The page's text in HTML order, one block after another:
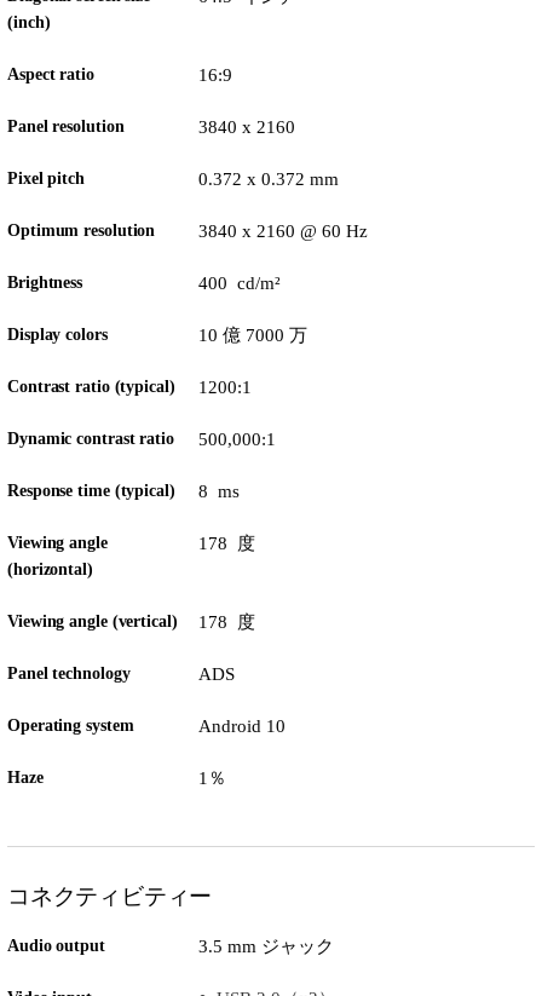
(inch)
Aspect ratio 16:9
Panel resolution 3840 x 2160
Pixel pitch 0.372 x 0.372 mm
Optimum resolution 3840 x 2160 @ 60 Hz
Brightness 400 cd/m²
Display colors 10 億 7000 万
Contrast ratio (typical) 1200:1
Dynamic contrast ratio 500,000:1
Response time (typical) 8 ms
Viewing angle
(horizontal)
178 度
Viewing angle (vertical) 178 度
Panel technology ADS
Operating system Android 10
Haze 1％
コネクティビティー
Audio output 3.5 mm ジャック